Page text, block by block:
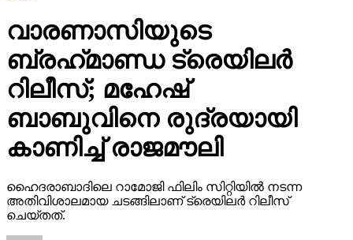
വാരണാസിയുടെ
ബ്രഹ്‌മാണ്ഡ ട്രെയിലര്‍
റിലീസ്; മഹേഷ്
ബാബുവിനെ രുദ്രയായി
കാണിച്ച് രാജമൗലി
ഹൈദരാബാദിലെ റാമോജി ഫിലിം സിറ്റിയില്‍ നടന്ന
അതിവിശാലമായ ചടങ്ങിലാണ് ട്രെയിലര്‍ റിലീസ്
ചെയ്തത്.